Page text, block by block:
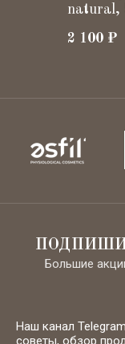
natural,
2 100 ₽
Большие
Наш канал
советы, обзор